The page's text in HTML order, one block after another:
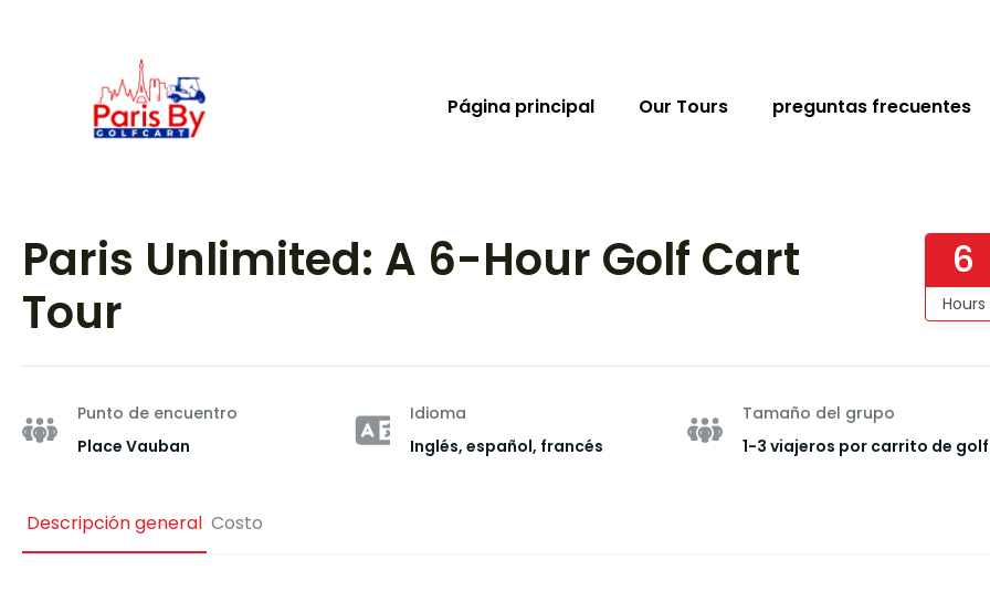
Página principal Our Tours preguntas frecuentes
Paris Unlimited: A 6-Hour Golf Cart
Tour
6
Hours
Punto de encuentro
Place Vauban
Idioma
Inglés, español, francés
Tamaño del grupo
1-3 viajeros por carrito de golf
Descripción general Costo